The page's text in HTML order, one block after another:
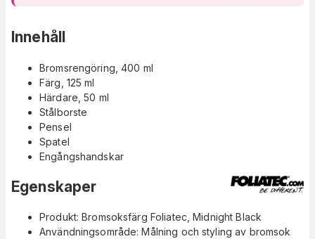
Innehåll
Bromsrengöring, 400 ml
Färg, 125 ml
Härdare, 50 ml
Stålborste
Pensel
Spatel
Engångshandskar
Egenskaper
Produkt: Bromsoksfärg Foliatec, Midnight Black
Användningsområde: Målning och styling av bromsok